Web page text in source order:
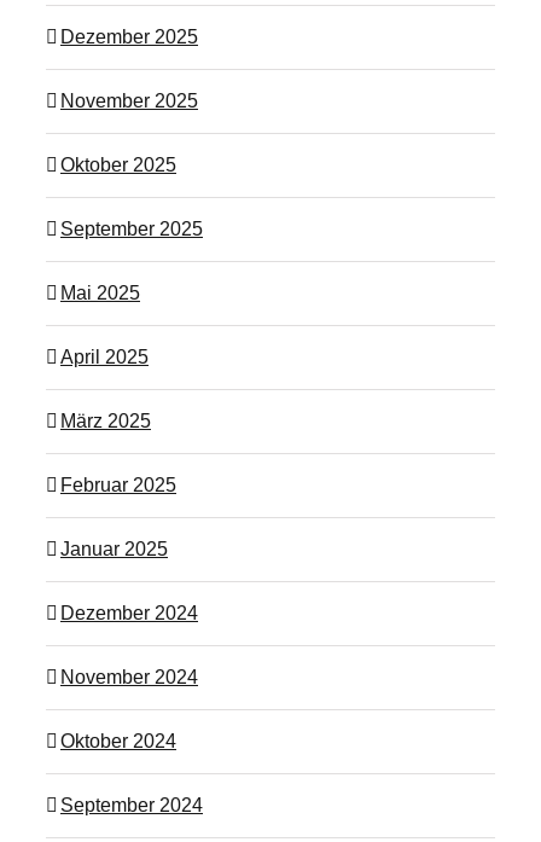
Dezember 2025
November 2025
Oktober 2025
September 2025
Mai 2025
April 2025
März 2025
Februar 2025
Januar 2025
Dezember 2024
November 2024
Oktober 2024
September 2024